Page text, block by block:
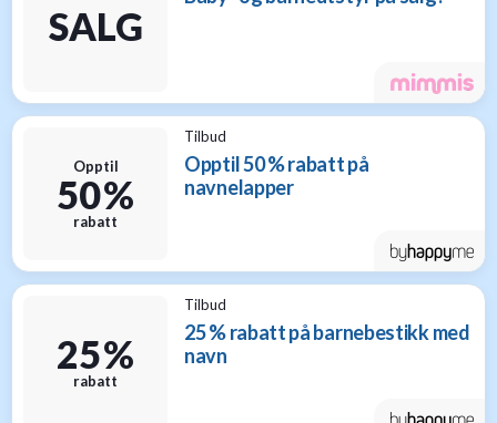
SALG
Opptil
50 %
rabatt
Tilbud
Opptil 50 % rabatt på
navnelapper
25 %
rabatt
Tilbud
25 % rabatt på barnebestikk med
navn